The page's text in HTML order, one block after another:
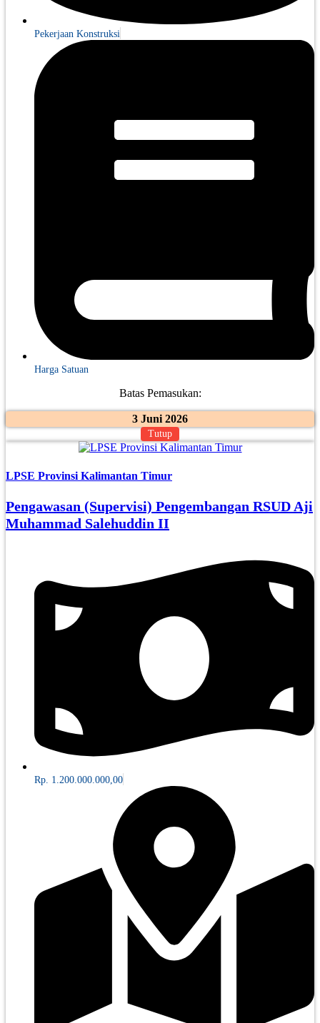
Pekerjaan Konstruksi
Harga Satuan
Batas Pemasukan:
3 Juni 2026
Tutup
LPSE Provinsi Kalimantan Timur
Pengawasan (Supervisi) Pengembangan RSUD Aji
Muhammad Salehuddin II
Rp. 1.200.000.000,00